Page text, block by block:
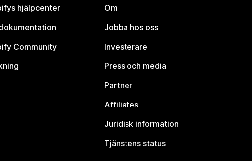
hjälpcenter
Community
Om
Jobba hos oss
Investerare
Press och media
Partner
Affiliates
Juridisk information
Tjänstens status